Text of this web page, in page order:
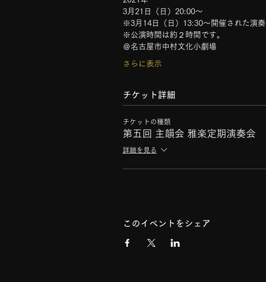
3月21日（日）20:00～
※3月14日（日）13:30〜開催された演奏
※公演時間は約２時間です。
＠名古屋市中村文化小劇場
さらに表示
チケット詳細
チケットの種類
第五回 主韻会 雅楽定期演奏会
詳細を見る
このイベントをシェア